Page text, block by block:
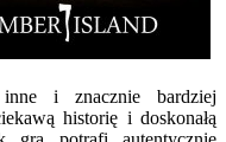
i znacznie bardziej
historię i doskonałą